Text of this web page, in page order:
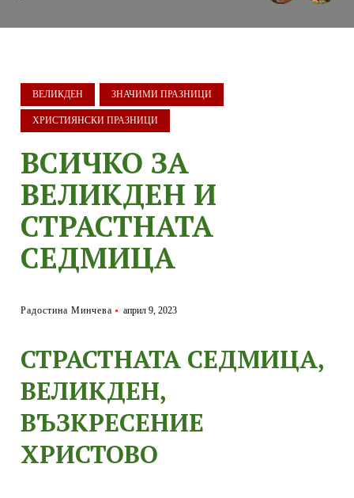
ВЕЛИКДЕН ЗНАЧИМИ ПРАЗНИЦИ
ХРИСТИЯНСКИ ПРАЗНИЦИ
ВСИЧКО ЗА
ВЕЛИКДЕН И
СТРАСТНАТА
СЕДМИЦА
Радостина Минчева април 9, 2023
СТРАСТНАТА СЕДМИЦА,
ВЕЛИКДЕН,
ВЪЗКРЕСЕНИЕ
ХРИСТОВО